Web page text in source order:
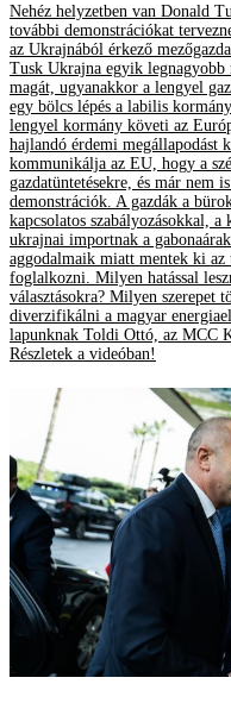
Nehéz helyzetben van Donald
további demonstrációkat
az Ukrajnából érkező
Tusk Ukrajna egyik legnagyobb
magát, ugyanakkor a lengyel
egy bölcs lépés a labilis
lengyel kormány követi az
hajlandó érdemi megállapodást
kommunikálja az EU, hogy a
gazdatüntetésekre, és már nem
demonstrációk. A gazdák a
kapcsolatos szabályozásokkal, a
ukrajnai importnak a
aggodalmaik miatt mentek ki
foglalkozni. Milyen hatással
választásokra? Milyen szerepet
diverzifikálni a magyar
lapunknak Toldi Ottó, az MCC
Részletek a videóban!